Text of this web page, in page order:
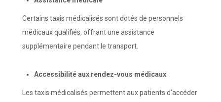
Certains taxis médicalisés sont dotés de personnels
médicaux qualifiés, offrant une assistance
supplémentaire pendant le transport.
Accessibilité aux rendez-vous médicaux
Les taxis médicalisés permettent aux patients d’accéder